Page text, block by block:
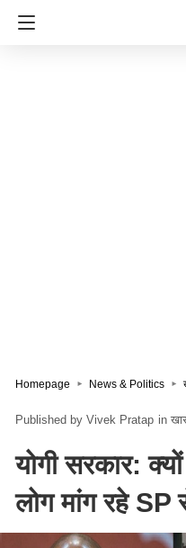
Homepage News & Politics
Vivek Pratap in
योगी सरकार:
लोग मांग रहे SP